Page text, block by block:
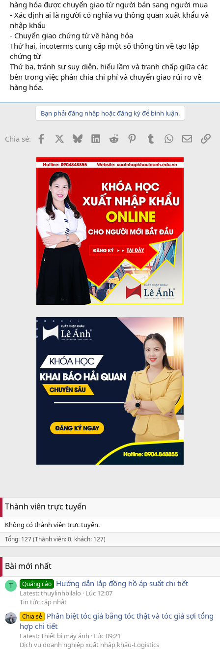
hàng hóa được chuyển giao từ người bán sang người mua
- Xác định ai là người có nghĩa vụ thông quan xuất khẩu và
nhập khẩu
- Chuyển giao chứng từ về hàng hóa
Thứ hai, incoterms cung cấp một số thông tin về tạo lập
chứng từ
Thứ ba, tránh sự suy diễn, hiểu lầm và tranh chấp giữa các
bên trong việc phân chia chi phí và chuyển giao rủi ro về
hàng hóa.
Bạn phải đăng nhập hoặc đăng ký để bình luận.
Chia sẻ: Facebook BlueskyLinkedInReddit PinterestTumblrWhatsApp
Email
Thành viên trực tuyến
Không có thành viên trực tuyến.
Tổng: 127 (Thành viên: 0, khách: 127)
Bài mới nhất
T Quảng cáo Hướng dẫn lắp đồng hồ áp suất chi tiết
Latest: thuylinhbilalo
Lúc 12:07
Tin tức cập nhật
Chia sẻ Phân biệt tóc giả bằng tóc thật và tóc giả sợi tổng
hợp chi tiết
Latest: Thiết bị máy ảnh
Lúc 09:21
Dịch vụ doanh nghiệp xuất nhập khẩu-Logistics